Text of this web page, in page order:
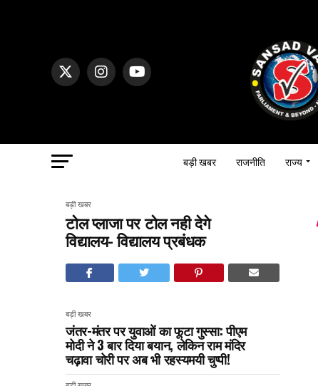
बड़ी खबर राजनीति राज्य
बड़ी खबर
टोल प्लाजा पर टोल नही देगे
विद्यालय- विद्यालय प्रबंधक
बड़ी खबर
जंतर-मंतर पर युवाओं का फूटा गुस्सा: पीएम
मोदी ने 3 बार दिया बयान, लेकिन राम मंदिर
चढ़ावा चोरी पर अब भी रहस्यमयी चुप्पी!